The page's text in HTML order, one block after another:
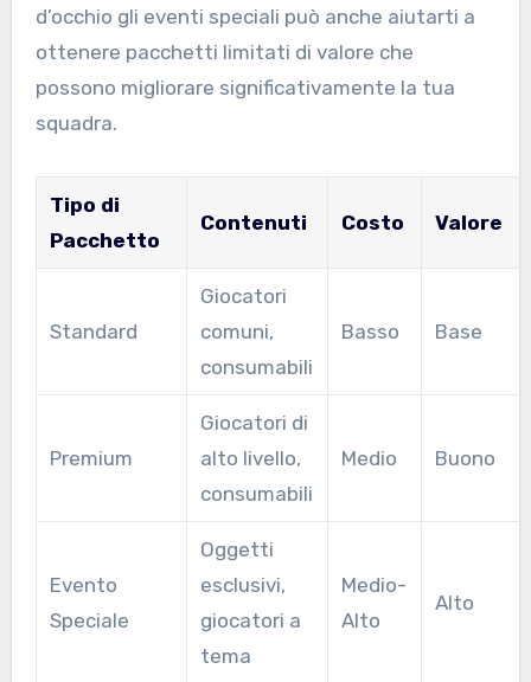
d’occhio gli eventi speciali può anche aiutarti a
ottenere pacchetti limitati di valore che
possono migliorare significativamente la tua
squadra.
Tipo di
Pacchetto
Contenuti Costo Valore
Standard
Giocatori
comuni,
consumabili
Basso Base
Premium
Giocatori di
alto livello,
consumabili
Medio Buono
Evento
Speciale
Oggetti
esclusivi,
giocatori a
tema
Medio-
Alto
Alto